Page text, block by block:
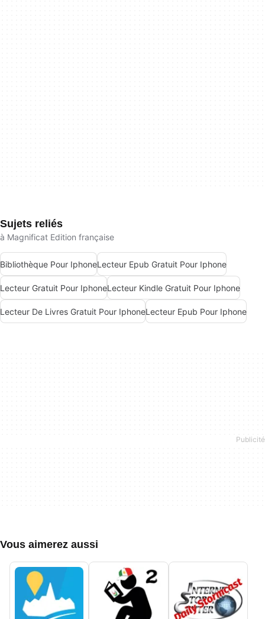
Sujets reliés
à Magnificat Edition française
Bibliothèque Pour IphoneLecteur Epub Gratuit Pour Iphone
Lecteur Gratuit Pour IphoneLecteur Kindle Gratuit Pour Iphone
Lecteur De Livres Gratuit Pour IphoneLecteur Epub Pour Iphone
Vous aimerez aussi